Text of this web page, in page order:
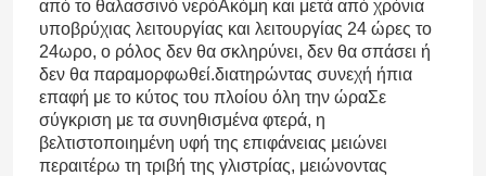
από το θαλασσινό νερόΑκόμη και μετά από χρόνια
υποβρύχιας λειτουργίας και λειτουργίας 24 ώρες το
24ωρο, ο ρόλος δεν θα σκληρύνει, δεν θα σπάσει ή
δεν θα παραμορφωθεί.διατηρώντας συνεχή ήπια
επαφή με το κύτος του πλοίου όλη την ώραΣε
σύγκριση με τα συνηθισμένα φτερά, η
βελτιστοποιημένη υφή της επιφάνειας μειώνει
περαιτέρω τη τριβή της γλιστρίας, μειώνοντας